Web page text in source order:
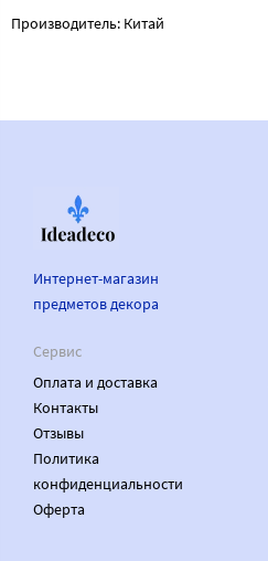
Производитель: Китай
Интернет-магазин
предметов декора
Сервис
Оплата и доставка
Контакты
Отзывы
Политика
конфиденциальности
Оферта